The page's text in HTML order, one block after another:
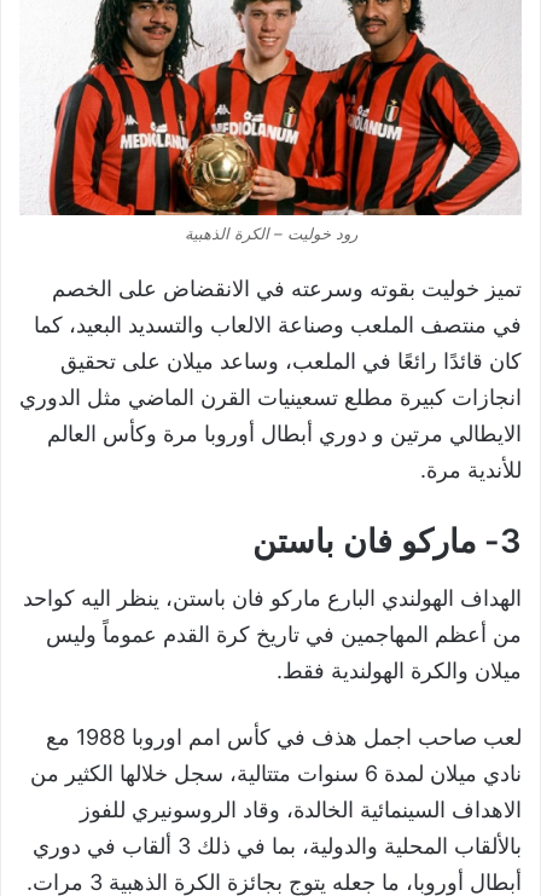
رود خوليت – الكرة الذهبية
تميز خوليت بقوته وسرعته في الانقضاض على الخصم
في منتصف الملعب وصناعة الالعاب والتسديد البعيد، كما
كان قائدًا رائعًا في الملعب، وساعد ميلان على تحقيق
انجازات كبيرة مطلع تسعينيات القرن الماضي مثل الدوري
الايطالي مرتين و دوري أبطال أوروبا مرة وكأس العالم
للأندية مرة.
3- ماركو فان باستن
الهداف الهولندي البارع ماركو فان باستن، ينظر اليه كواحد
من أعظم المهاجمين في تاريخ كرة القدم عموماً وليس
ميلان والكرة الهولندية فقط.
لعب صاحب اجمل هذف في كأس امم اوروبا 1988 مع
نادي ميلان لمدة 6 سنوات متتالية، سجل خلالها الكثير من
الاهداف السينمائية الخالدة، وقاد الروسونيري للفوز
بالألقاب المحلية والدولية، بما في ذلك 3 ألقاب في دوري
أبطال أوروبا، ما جعله يتوج بجائزة الكرة الذهبية 3 مرات.